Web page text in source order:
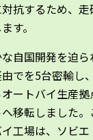
抗するため、
す。
自国開発を迫
でを5台密輸し
ートバイ生産
移転しました。
工場は、ソビ